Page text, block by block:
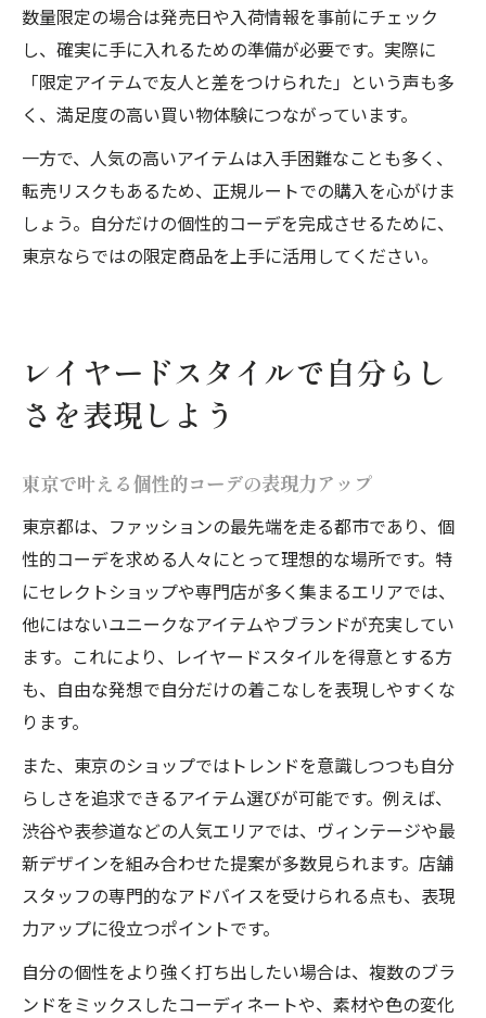
数量限定の場合は発売日や入荷情報を事前にチェック
し、確実に手に入れるための準備が必要です。実際に
「限定アイテムで友人と差をつけられた」という声も多
く、満足度の高い買い物体験につながっています。
一方で、人気の高いアイテムは入手困難なことも多く、
転売リスクもあるため、正規ルートでの購入を心がけま
しょう。自分だけの個性的コーデを完成させるために、
東京ならではの限定商品を上手に活用してください。
レイヤードスタイルで自分らし
さを表現しよう
東京で叶える個性的コーデの表現力アップ
東京都は、ファッションの最先端を走る都市であり、個
性的コーデを求める人々にとって理想的な場所です。特
にセレクトショップや専門店が多く集まるエリアでは、
他にはないユニークなアイテムやブランドが充実してい
ます。これにより、レイヤードスタイルを得意とする方
も、自由な発想で自分だけの着こなしを表現しやすくな
ります。
また、東京のショップではトレンドを意識しつつも自分
らしさを追求できるアイテム選びが可能です。例えば、
渋谷や表参道などの人気エリアでは、ヴィンテージや最
新デザインを組み合わせた提案が多数見られます。店舗
スタッフの専門的なアドバイスを受けられる点も、表現
力アップに役立つポイントです。
自分の個性をより強く打ち出したい場合は、複数のブラ
ンドをミックスしたコーディネートや、素材や色の変化